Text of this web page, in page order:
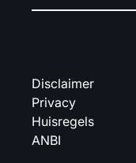
Disclaimer
Privacy
Huisregels
ANBI